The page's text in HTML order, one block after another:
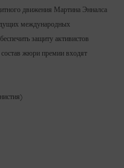
движения Мартина Энналса
международных
защиту активистов
жюри премии входят